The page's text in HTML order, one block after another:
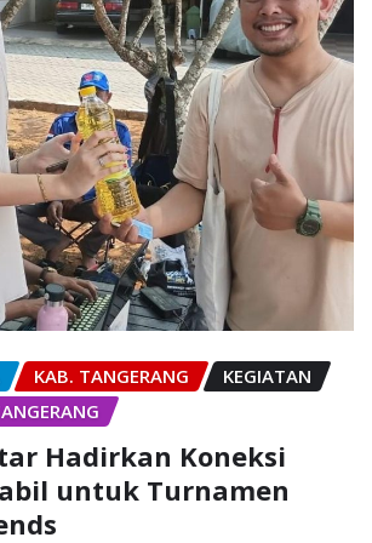
KAB. TANGERANG
KEGIATAN
Hadirkan Koneksi
untuk Turnamen